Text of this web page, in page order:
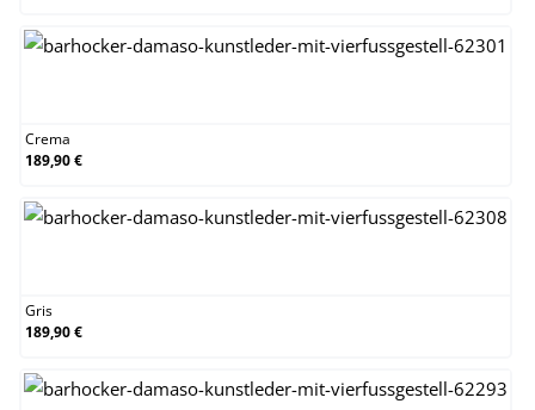
Crema
189,90 €
Gris
189,90 €